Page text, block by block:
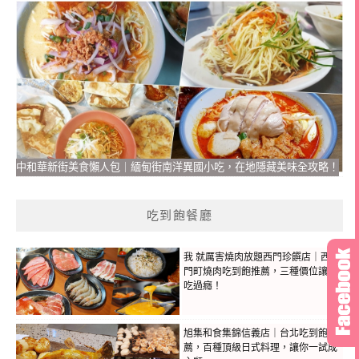
中和華新街美食懶人包｜緬甸街南洋異國小吃，在地隱藏美味全攻略！
吃到飽餐廳
我 就厲害燒肉放題西門珍饌店｜西
門町燒肉吃到飽推薦，三種價位讓你
吃過癮！
旭集和食集錦信義店｜台北吃到飽推
薦，百種頂級日式料理，讓你一試成